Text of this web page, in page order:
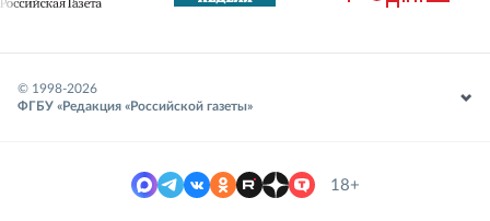
© 1998-2026
ФГБУ «Редакция «Российской газеты»
18+